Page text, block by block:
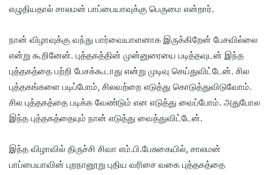
எழுதியதால் சாலமன் பாப்பையாவுக்கு பெருமை என்றார்.
நான் விழாவுக்கு வந்து பார்வையாளனாக இருக்கிறேன் பேசவில்லை
என்று கூறினேன். புத்தகத்தின் முன்னுரையை படித்தவுடன் இந்த
புத்தகத்தை பற்றி பேசக்கூடாது என்று முடிவு செய்துவிட்டேன். சில
புத்தகங்களை படிப்போம், சிலவற்றை எடுத்து கொடுத்துவிடுவோம்.
சில புத்தகத்தை படிக்க வேண்டும் என எடுத்து வைப்போம். அதுபோல
இந்த புத்தகத்தையும் நான் எடுத்து வைத்துவிட்டேன்.
இந்த விழாவில் திருச்சி சிவா எம்.பி.பேசுகையில், சாலமன்
பாப்பையாவின் புறநானூறு புதிய வரிசை வகை புத்தகத்தை